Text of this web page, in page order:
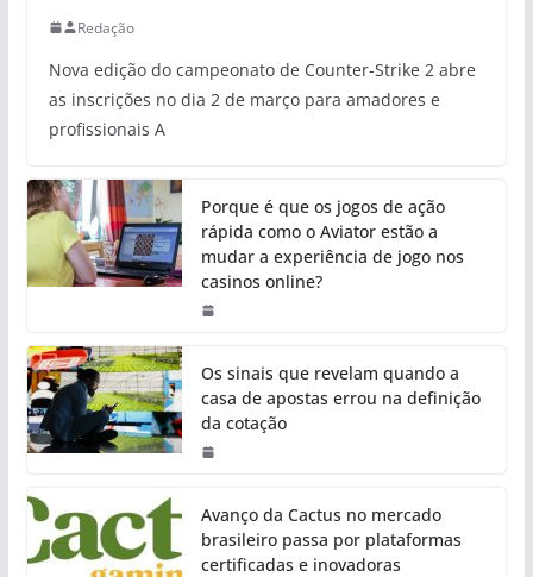
Redação
Nova edição do campeonato de Counter-Strike 2 abre
as inscrições no dia 2 de março para amadores e
profissionais A
Porque é que os jogos de ação
rápida como o Aviator estão a
mudar a experiência de jogo nos
casinos online?
Os sinais que revelam quando a
casa de apostas errou na definição
da cotação
Avanço da Cactus no mercado
brasileiro passa por plataformas
certificadas e inovadoras